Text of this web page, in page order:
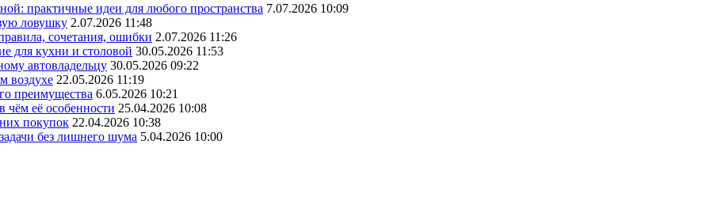
практичные идеи для любого пространства 7.07.2026 10:09
ловушку 2.07.2026 11:48
сочетания, ошибки 2.07.2026 11:26
для кухни и столовой 30.05.2026 11:53
автовладельцу 30.05.2026 09:22
воздухе 22.05.2026 11:19
преимущества 6.05.2026 10:21
чём её особенности 25.04.2026 10:08
покупок 22.04.2026 10:38
без лишнего шума 5.04.2026 10:00